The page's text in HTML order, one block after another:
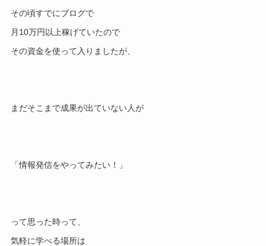
その頃すでにブログで
月10万円以上稼げていたので
その資金を使って入りましたが、
まだそこまで成果が出ていない人が
「情報発信をやってみたい！」
って思った時って、
気軽に学べる場所は